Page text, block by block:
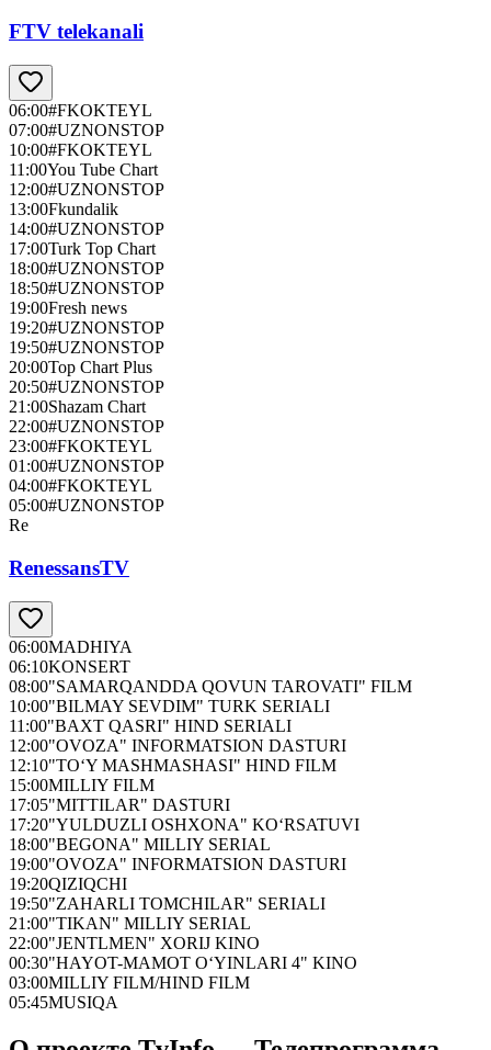
FTV telekanali
06:00#FKOKTEYL
07:00#UZNONSTOP
10:00#FKOKTEYL
11:00You Tube Chart
12:00#UZNONSTOP
13:00Fkundalik
14:00#UZNONSTOP
17:00Turk Top Chart
18:00#UZNONSTOP
18:50#UZNONSTOP
19:00Fresh news
19:20#UZNONSTOP
19:50#UZNONSTOP
20:00Top Chart Plus
20:50#UZNONSTOP
21:00Shazam Chart
22:00#UZNONSTOP
23:00#FKOKTEYL
01:00#UZNONSTOP
04:00#FKOKTEYL
05:00#UZNONSTOP
Re
RenessansTV
06:00MADHIYA
06:10KONSERT
08:00"SAMARQANDDA QOVUN TAROVATI" FILM
10:00"BILMAY SEVDIM" TURK SERIALI
11:00"BAXT QASRI" HIND SERIALI
12:00"OVOZA" INFORMATSION DASTURI
12:10"TO‘Y MASHMASHASI" HIND FILM
15:00MILLIY FILM
17:05"MITTILAR" DASTURI
17:20"YULDUZLI OSHXONA" KO‘RSATUVI
18:00"BEGONA" MILLIY SERIAL
19:00"OVOZA" INFORMATSION DASTURI
19:20QIZIQCHI
19:50"ZAHARLI TOMCHILAR" SERIALI
21:00"TIKAN" MILLIY SERIAL
22:00"JENTLMEN" XORIJ KINO
00:30"HAYOT-MAMOT O‘YINLARI 4" KINO
03:00MILLIY FILM/HIND FILM
05:45MUSIQA